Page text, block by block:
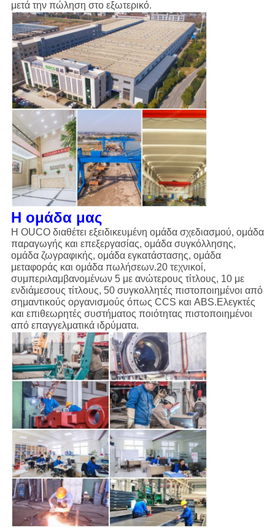
μετά την πώληση στο εξωτερικό.
Η ομάδα μας
Η OUCO διαθέτει εξειδικευμένη ομάδα σχεδιασμού, ομάδα
παραγωγής και επεξεργασίας, ομάδα συγκόλλησης,
ομάδα ζωγραφικής, ομάδα εγκατάστασης, ομάδα
μεταφοράς και ομάδα πωλήσεων.20 τεχνικοί,
συμπεριλαμβανομένων 5 με ανώτερους τίτλους, 10 με
ενδιάμεσους τίτλους, 50 συγκολλητές πιστοποιημένοι από
σημαντικούς οργανισμούς όπως CCS και ABS.Ελεγκτές
και επιθεωρητές συστήματος ποιότητας πιστοποιημένοι
από επαγγελματικά ιδρύματα.